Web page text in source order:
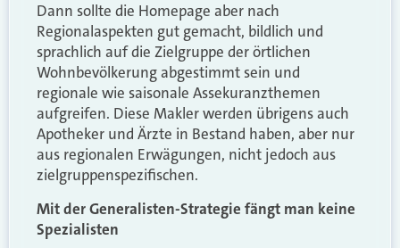
Dann sollte die Homepage aber nach
Regionalaspekten gut gemacht, bildlich und
sprachlich auf die Zielgruppe der örtlichen
Wohnbevölkerung abgestimmt sein und
regionale wie saisonale Assekuranzthemen
aufgreifen. Diese Makler werden übrigens auch
Apotheker und Ärzte in Bestand haben, aber nur
aus regionalen Erwägungen, nicht jedoch aus
zielgruppenspezifischen.
Mit der Generalisten-Strategie fängt man keine
Spezialisten